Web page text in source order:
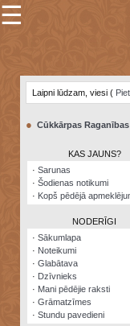
×
Šodienas
notikumi
Visatcera
almanahs
Arhīvs
☰
Laipni lūdzam, viesi (
● Cūkkārpas
KAS JAUNS?
· Sarunas
· Šodienas notikumi
· Kopš pēdējā
NODERĪGI
· Sākumlapa
· Noteikumi
· Glabātava
· Dzīvnieks
· Mani pēdējie raksti
· Grāmatzīmes
· Stundu pavedieni